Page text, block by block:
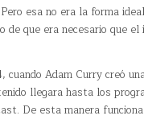
esa no era la forma
de que era necesario que
Adam Curry creó
llegara hasta los
De esta manera